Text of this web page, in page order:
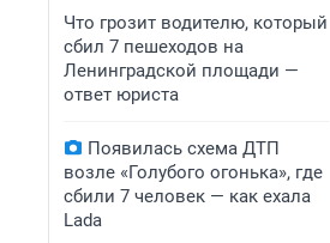
Что грозит водителю, который
сбил 7 пешеходов на
Ленинградской площади —
ответ юриста
Появилась схема ДТП
возле «Голубого огонька», где
сбили 7 человек — как ехала
Lada